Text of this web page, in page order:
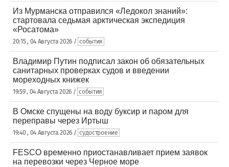
Из Мурманска отправился «Ледокол знаний»:
стартовала седьмая арктическая экспедиция
«Росатома»
20:15 , 04 Августа 2026 / события
Владимир Путин подписал закон об обязательных
санитарных проверках судов и введении
мореходных книжек
19:59 , 04 Августа 2026 / события
В Омске спущены на воду буксир и паром для
переправы через Иртыш
19:40 , 04 Августа 2026 / судостроение
FESCO временно приостанавливает прием заявок
на перевозки через Черное море